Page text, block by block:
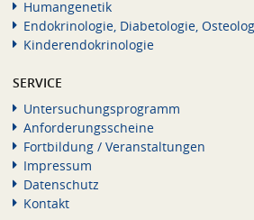
Humangenetik
Endokrinologie, Diabetologie,
Kinderendokrinologie
SERVICE
Untersuchungsprogramm
Anforderungsscheine
Fortbildung / Veranstaltungen
Impressum
Datenschutz
Kontakt